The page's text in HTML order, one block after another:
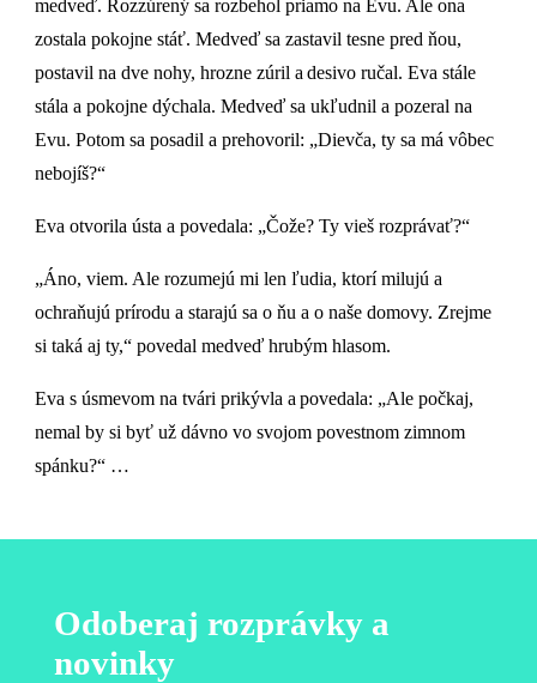
medveď. Rozzúrený sa rozbehol priamo na Evu. Ale ona
zostala pokojne stáť. Medveď sa zastavil tesne pred ňou,
postavil na dve nohy, hrozne zúril a desivo ručal. Eva stále
stála a pokojne dýchala. Medveď sa ukľudnil a pozeral na
Evu. Potom sa posadil a prehovoril: „Dievča, ty sa má vôbec
nebojíš?“
Eva otvorila ústa a povedala: „Čože? Ty vieš rozprávať?“
„Áno, viem. Ale rozumejú mi len ľudia, ktorí milujú a
ochraňujú prírodu a starajú sa o ňu a o naše domovy. Zrejme
si taká aj ty,“ povedal medveď hrubým hlasom.
Eva s úsmevom na tvári prikývla a povedala: „Ale počkaj,
nemal by si byť už dávno vo svojom povestnom zimnom
spánku?“ …
Odoberaj rozprávky a
novinky